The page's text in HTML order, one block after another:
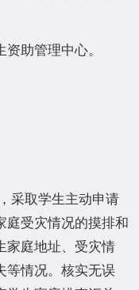
助管理中心。
采取学生主动申请
庭受灾情况的摸排和
家庭地址、受灾情
等情况。核实无误